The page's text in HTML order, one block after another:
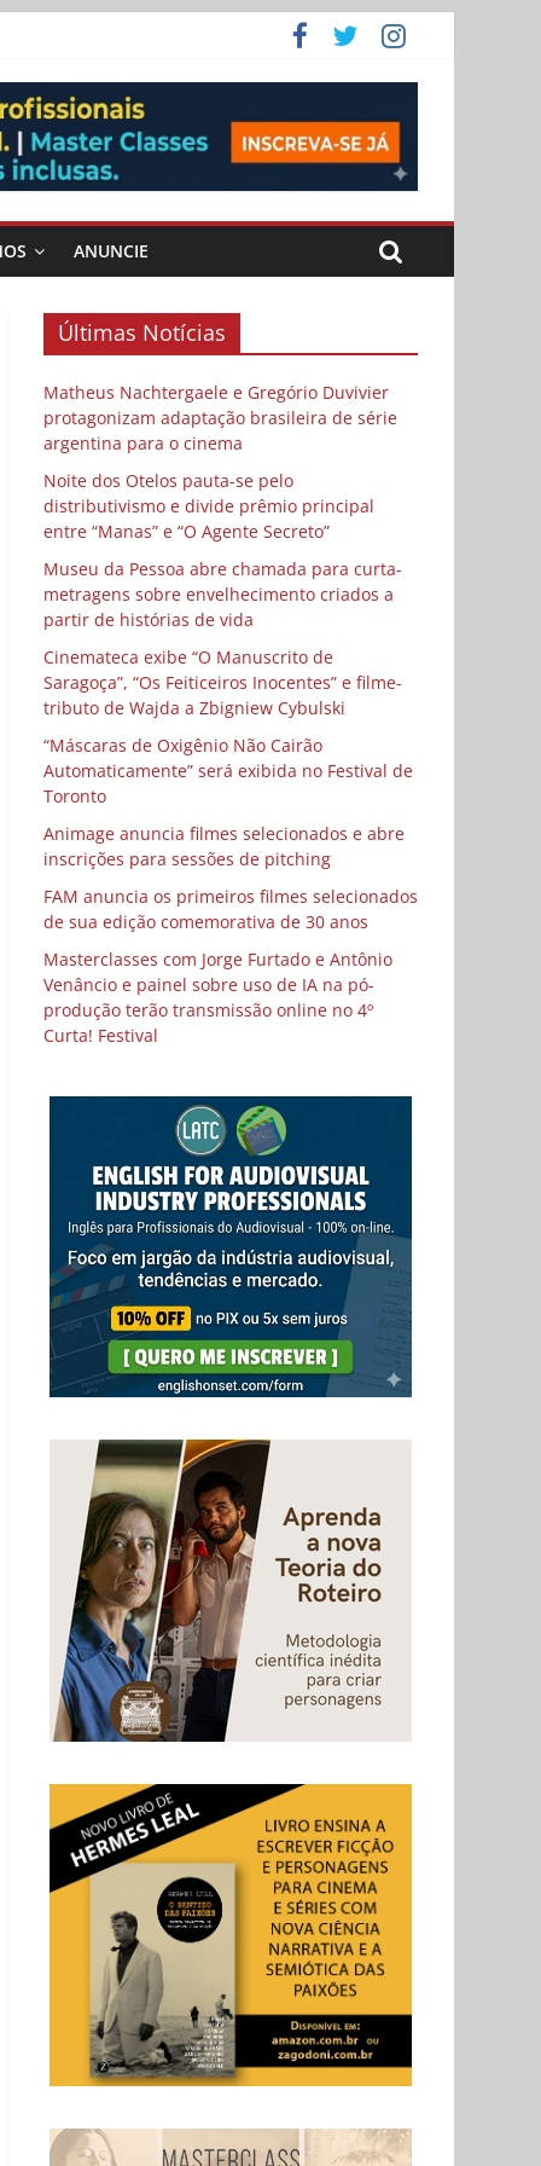
Cybulski
vida
ANUNCIE
Últimas Notícias
Matheus Nachtergaele e Gregório Duvivier
protagonizam adaptação brasileira de série
argentina para o cinema
Noite dos Otelos pauta-se pelo
distributivismo e divide prêmio principal
entre “Manas” e “O Agente Secreto”
Museu da Pessoa abre chamada para curta-
metragens sobre envelhecimento criados a
partir de histórias de vida
Cinemateca exibe “O Manuscrito de
Saragoça”, “Os Feiticeiros Inocentes” e filme-
tributo de Wajda a Zbigniew Cybulski
“Máscaras de Oxigênio Não Cairão
Automaticamente” será exibida no Festival de
Toronto
Animage anuncia filmes selecionados e abre
inscrições para sessões de pitching
FAM anuncia os primeiros filmes selecionados
de sua edição comemorativa de 30 anos
Masterclasses com Jorge Furtado e Antônio
Venâncio e painel sobre uso de IA na pó-
produção terão transmissão online no 4º
Curta! Festival